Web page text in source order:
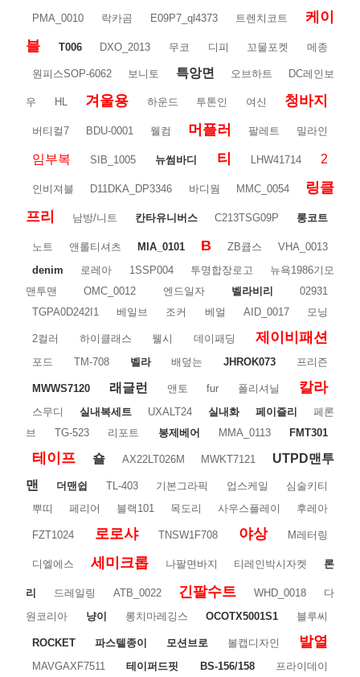
PMA_0010 락카곰 E09P7_ql4373 트렌치코트
케이
블
T006 DXO_2013 무코 디피 꼬물포켓 메종
원피스SOP-6062 보니토 특앙면 오브하트 DC레인보
우 HL 겨울용 하운드 투톤인 여신 청바지
버티컬7 BDU-0001 웰컴 머플러 팔레트 밀라인
임부복 SIB_1005 뉴썸바디 티 LHW41714 2
인비져블 D11DKA_DP3346 바디웜 MMC_0054
링클
프리
남방/니트 칸타유니버스 C213TSG09P 롱코트
노트 앤롤티셔츠 MIA_0101 B ZB큡스
VHA_0013
denim
로레아 1SSP004 투명합장로고
뉴욕1986기모
맨투맨
OMC_0012 엔드일자 벨라비리
02931
TGPA0D242I1
베일브 조커 베얼 AID_0017 모닝
2컬러 하이클래스 웰시 데이패딩 제이비패션
포드 TM-708 벨라 배덮는 JHROK073 프리즌
MWWS7120 래글런 앤토 fur 폴리셔닐 칼라
스무디 실내복세트 UXALT24 실내화 페이즐리
페론
브
TG-523 리포트 봉제베어 MMA_0113 FMT301
테이프 숄 AX22LT026M MWKT7121
UTPD맨투
맨
더맨쉽 TL-403 기본그라픽 업스케일
심술키티
뿌띠
페리어 블랙101 목도리 사우스플레이 후레아
FZT1024 로로샤 TNSW1F708 야상 M레터링
디엘에스 세미크롭 나팔면바지 티레인박시자켓 론
리 드레일링 ATB_0022 긴팔수트 WHD_0018
다
원코리아
냥이 롱치마레깅스 OCOTX5001S1 블루씨
ROCKET 파스텔종이 모션브로 볼캡디자인 발열
MAVGAXF7511 테이퍼드핏 BS-156/158 프라이데이